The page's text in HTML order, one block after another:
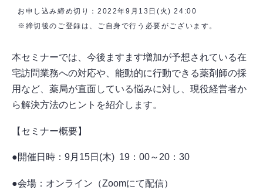
お申し込み締め切り：2022年9月13日(火) 24:00
※締切後のご登録は、ご自身で行う必要がございます。
本セミナーでは、今後ますます増加が予想されている在
宅訪問業務への対応や、能動的に行動できる薬剤師の採
用など、薬局が直面している悩みに対し、現役経営者か
ら解決方法のヒントを紹介します。
【セミナー概要】
●開催日時：9月15日(木) 19：00～20：30
●会場：オンライン（Zoomにて配信）